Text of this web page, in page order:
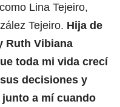
Lina Tejeiro,
Tejeiro. Hija de
Ruth Vibiana
toda mi vida crecí
decisiones y
a mí cuando